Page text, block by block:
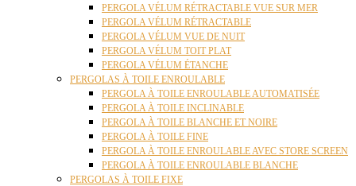
PERGOLA VÉLUM RÉTRACTABLE VUE SUR MER
PERGOLA VÉLUM RÉTRACTABLE
PERGOLA VÉLUM VUE DE NUIT
PERGOLA VÉLUM TOIT PLAT
PERGOLA VÉLUM ÉTANCHE
PERGOLAS À TOILE ENROULABLE
PERGOLA À TOILE ENROULABLE AUTOMATISÉE
PERGOLA À TOILE INCLINABLE
PERGOLA À TOILE BLANCHE ET NOIRE
PERGOLA À TOILE FINE
PERGOLA À TOILE ENROULABLE AVEC STORE SCREEN
PERGOLA À TOILE ENROULABLE BLANCHE
PERGOLAS À TOILE FIXE